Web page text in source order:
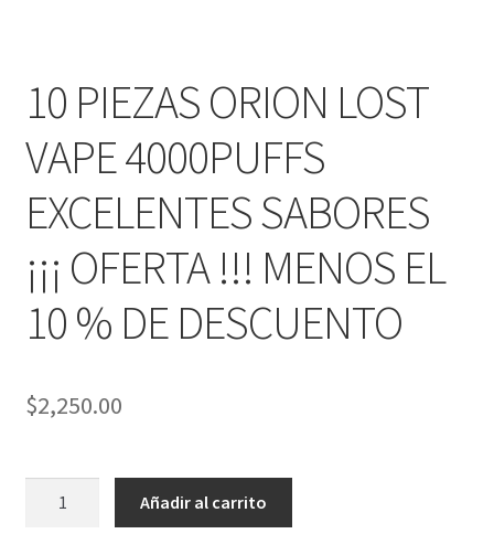
10 PIEZAS ORION LOST
VAPE 4000PUFFS
EXCELENTES SABORES
¡¡¡ OFERTA !!! MENOS EL
10 % DE DESCUENTO
$2,250.00
Añadir al carrito